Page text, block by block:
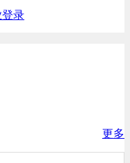
录
更多